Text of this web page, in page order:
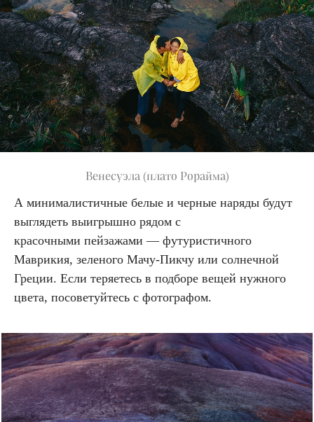
Венесуэла (плато Рорайма)
А минималистичные белые и черные наряды будут
выглядеть выигрышно рядом с
красочными пейзажами — футуристичного
Маврикия, зеленого Мачу-Пикчу или солнечной
Греции. Если теряетесь в подборе вещей нужного
цвета, посоветуйтесь с фотографом.